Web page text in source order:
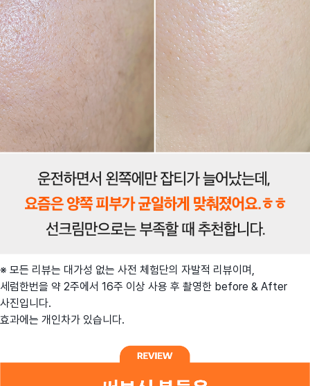
※ 모든 리뷰는 대가성 없는 사전 체험단의 자발적 리뷰이며,
세럼한번을 약 2주에서 16주 이상 사용 후 촬영한 before & After
사진입니다.
효과에는 개인차가 있습니다.